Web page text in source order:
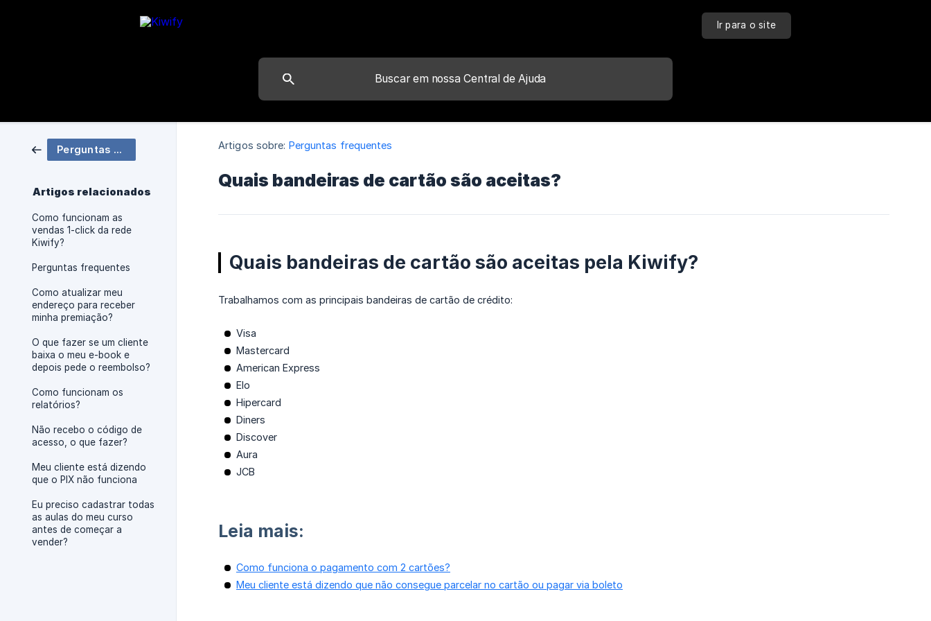
Ir para o site
Perguntas frequentes
Artigos relacionados
Como funcionam as
vendas 1-click da rede
Kiwify?
Perguntas frequentes
Como atualizar meu
endereço para receber
minha premiação?
O que fazer se um cliente
baixa o meu e-book e
depois pede o reembolso?
Como funcionam os
relatórios?
Não recebo o código de
acesso, o que fazer?
Meu cliente está dizendo
que o PIX não funciona
Eu preciso cadastrar todas
as aulas do meu curso
antes de começar a
vender?
Artigos sobre: Perguntas frequentes
Quais bandeiras de cartão são aceitas?
Quais bandeiras de cartão são aceitas pela Kiwify?
Trabalhamos com as principais bandeiras de cartão de crédito:
Visa
Mastercard
American Express
Elo
Hipercard
Diners
Discover
Aura
JCB
Leia mais:
Como funciona o pagamento com 2 cartões?
Meu cliente está dizendo que não consegue parcelar no cartão ou pagar via boleto